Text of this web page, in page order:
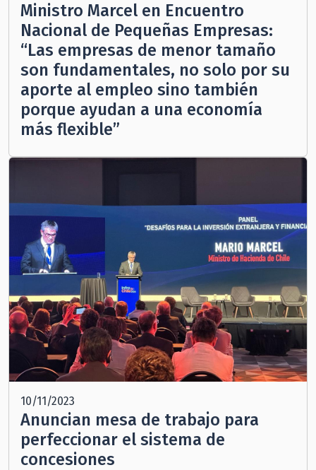
Ministro Marcel en Encuentro
Nacional de Pequeñas Empresas:
“Las empresas de menor tamaño
son fundamentales, no solo por su
aporte al empleo sino también
porque ayudan a una economía
más flexible”
10/11/2023
Anuncian mesa de trabajo para
perfeccionar el sistema de
concesiones